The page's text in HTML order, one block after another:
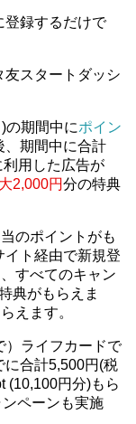
登録するだけで
スタートダッシ
の期間中にポイン
、期間中に合計
用した広告が
2,000円分の特典
のポイントがも
イト経由で新規登
すべてのキャン
典がもらえま
えます。
）ライフカードで
に合計5,500円(税
(10,100円分)もら
ペーンも実施